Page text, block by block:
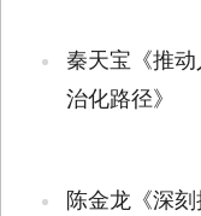
秦天宝《推
治化路径》
陈金龙《深